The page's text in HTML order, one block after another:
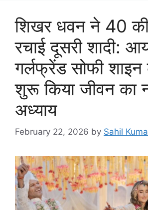
शिखर धवन ने 40
रचाई दूसरी शादी:
गर्लफ्रेंड सोफी
शुरू किया जीवन का
अध्याय
February 22, 2026 by Sahil